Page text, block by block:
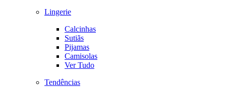
Lingerie
Calcinhas
Sutiãs
Pijamas
Camisolas
Ver Tudo
Tendências